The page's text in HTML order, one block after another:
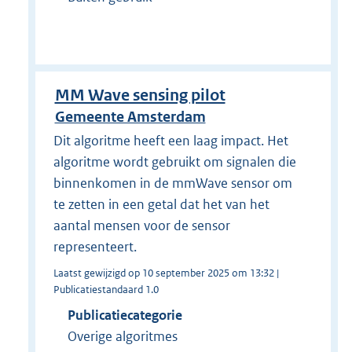
MM Wave sensing pilot
Gemeente Amsterdam
Dit algoritme heeft een laag impact. Het
algoritme wordt gebruikt om signalen die
binnenkomen in de mmWave sensor om
te zetten in een getal dat het van het
aantal mensen voor de sensor
representeert.
Laatst gewijzigd op 10 september 2025 om 13:32 |
Publicatiestandaard 1.0
Publicatiecategorie
Overige algoritmes